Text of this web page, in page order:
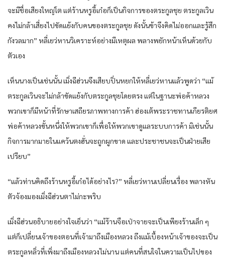
จะมีชื่อเสียงใหญ่โต แต่ร้านหรูอี้เก๋อก็เป็นกิจการของตระกูลชุย ตระกูลเวิน
คงไม่กล้าเสี่ยงไปขัดแย้งกับคนของตระกูลชุย ดังนั้นข้าจึงคิดไม่ออกและรู้สึก
กังวลมาก” หลี่เยว่หานวิเคราะห์อย่างมีเหตุผล พลางพยักหน้าเห็นด้วยกับ
ตัวเอง
เห็นนางเป็นเช่นนั้น เมิ่งฉีฮ่วนจึงเสียบปิ่นหยกให้หลี่เยว่หานแล้วพูดว่า “แม้
ตระกูลเวินจะไม่กล้าขัดแย้งกับตระกูลชุยโดยตรง แต่ในฐานะพ่อค้าหลวง
พวกเขาก็มีหน้าที่รักษาเสถียรภาพทางการค้า ฮ่องเต้พระราชทานเกียรติยศ
พ่อค้าหลวงขั้นหนึ่งให้พวกเขาก็เพื่อให้พวกเขาดูแลระบบการค้า มิเช่นนั้น
กิจการมากมายในแคว้นตงฮั่นจะถูกผูกขาด และประชาชนจะเป็นฝ่ายเสีย
เปรียบ”
“แล้วท่านคิดถึงร้านหรูอี้เก๋อได้อย่างไร?” หลี่เยว่หานเปลี่ยนเรื่อง พลางหัน
ตัวจ้องมองเมิ่งฉีฮ่วนตาไม่กะพริบ
เมิ่งฉีฮ่วนอธิบายอย่างใจเย็นว่า “แม้ร้านจือเป่าจายจะเป็นเพียงร้านเล็ก ๆ
แต่ก็เปลี่ยนเจ้าของตอนที่เจ้ามาถึงเมืองหลวง ถึงแม้เบื้องหน้าเจ้าของจะเป็น
ตระกูลหลิ่วที่เพิ่งมาถึงเมืองหลวงไม่นาน แต่คนที่สนใจในความเป็นไปของ